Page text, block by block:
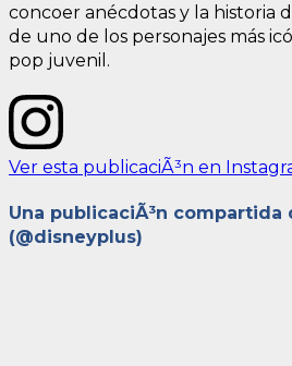
concoer anécdotas y la historia
de uno de los personajes más
pop juvenil.
Ver esta publicaciÃ³n en
Una publicaciÃ³n compartida
(@disneyplus)